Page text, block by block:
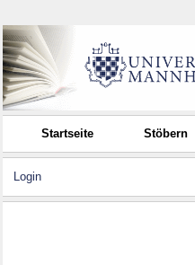
Startseite Stöbern
Login